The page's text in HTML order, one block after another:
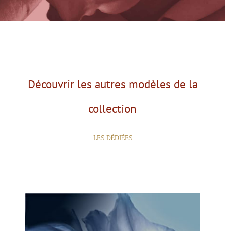
Découvrir les autres modèles de la
collection
LES DÉDIÉES